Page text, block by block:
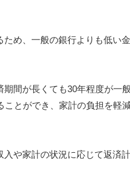
め、一般の銀行よりも低い
間が長くても30年程度が一
とができ、家計の負担を軽
や家計の状況に応じて返済